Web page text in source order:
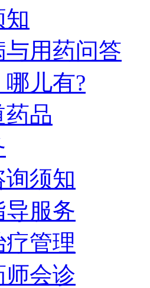
知
与用药问答
儿有?
药品
询须知
导服务
管理
师会诊